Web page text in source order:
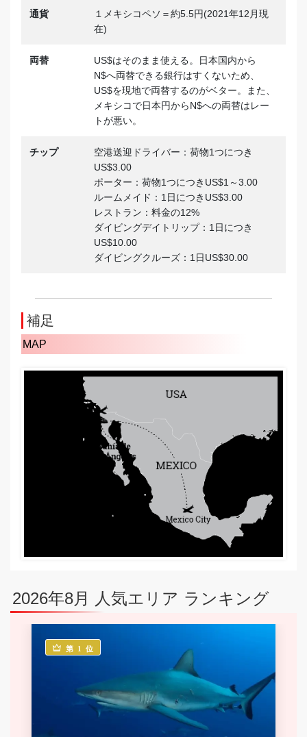
通貨
１メキシコペソ＝約5.5円(2021年12月現
在)
両替
US$はそのまま使える。日本国内から
N$へ両替できる銀行はすくないため、
US$を現地で両替するのがベター。また、
メキシコで日本円からN$への両替はレー
トが悪い。
チップ
空港送迎ドライバー：荷物1つにつき
US$3.00
ポーター：荷物1つにつきUS$1～3.00
ルームメイド：1日につきUS$3.00
レストラン：料金の12%
ダイビングデイトリップ：1日につき
US$10.00
ダイビングクルーズ：1日US$30.00
補足
MAP
2026年8月 人気エリア ランキング
第 1 位